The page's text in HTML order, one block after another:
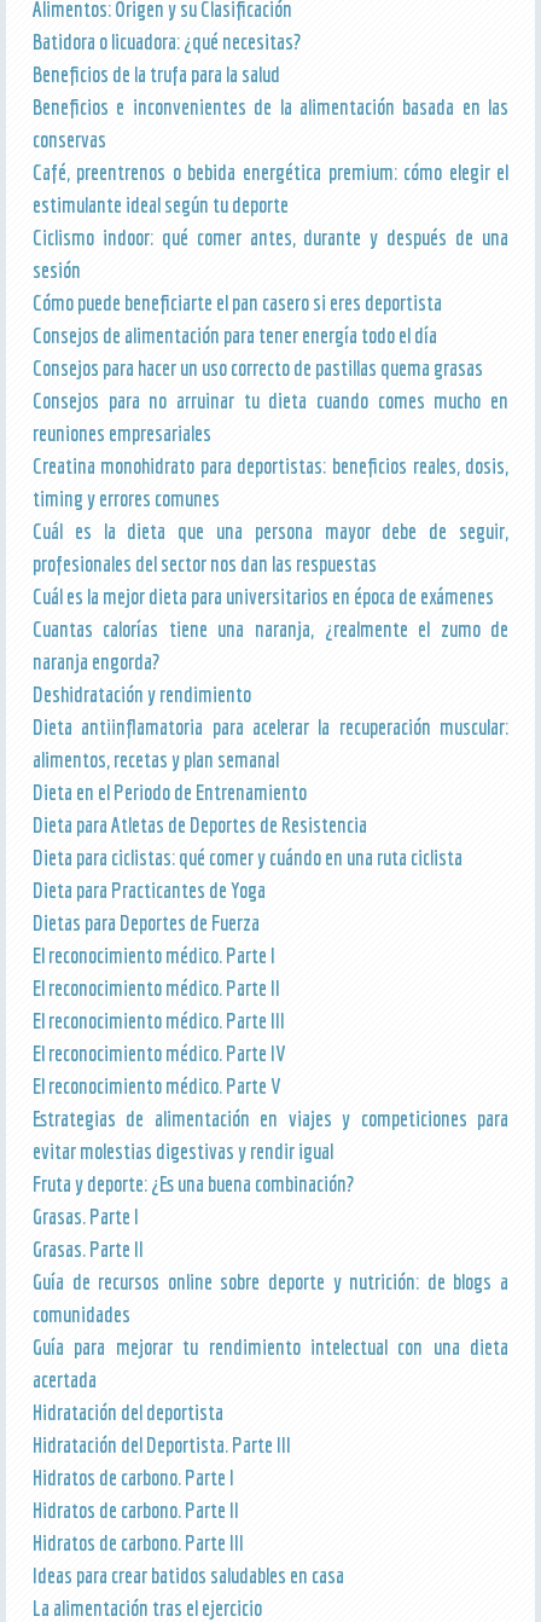
Alimentos: Origen y su Clasificación
Batidora o licuadora: ¿qué necesitas?
Beneficios de la trufa para la salud
Beneficios e inconvenientes de la alimentación basada en las
conservas
Café, preentrenos o bebida energética premium: cómo elegir el
estimulante ideal según tu deporte
Ciclismo indoor: qué comer antes, durante y después de una
sesión
Cómo puede beneficiarte el pan casero si eres deportista
Consejos de alimentación para tener energía todo el día
Consejos para hacer un uso correcto de pastillas quema grasas
Consejos para no arruinar tu dieta cuando comes mucho en
reuniones empresariales
Creatina monohidrato para deportistas: beneficios reales, dosis,
timing y errores comunes
Cuál es la dieta que una persona mayor debe de seguir,
profesionales del sector nos dan las respuestas
Cuál es la mejor dieta para universitarios en época de exámenes
Cuantas calorías tiene una naranja, ¿realmente el zumo de
naranja engorda?
Deshidratación y rendimiento
Dieta antiinflamatoria para acelerar la recuperación muscular:
alimentos, recetas y plan semanal
Dieta en el Periodo de Entrenamiento
Dieta para Atletas de Deportes de Resistencia
Dieta para ciclistas: qué comer y cuándo en una ruta ciclista
Dieta para Practicantes de Yoga
Dietas para Deportes de Fuerza
El reconocimiento médico. Parte I
El reconocimiento médico. Parte II
El reconocimiento médico. Parte III
El reconocimiento médico. Parte IV
El reconocimiento médico. Parte V
Estrategias de alimentación en viajes y competiciones para
evitar molestias digestivas y rendir igual
Fruta y deporte: ¿Es una buena combinación?
Grasas. Parte I
Grasas. Parte II
Guía de recursos online sobre deporte y nutrición: de blogs a
comunidades
Guía para mejorar tu rendimiento intelectual con una dieta
acertada
Hidratación del deportista
Hidratación del Deportista. Parte III
Hidratos de carbono. Parte I
Hidratos de carbono. Parte II
Hidratos de carbono. Parte III
Ideas para crear batidos saludables en casa
La alimentación tras el ejercicio